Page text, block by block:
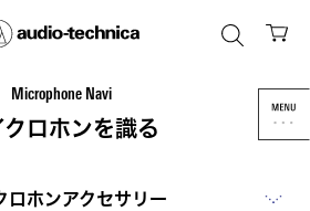
Microphone Navi
クロホンを識る
ロホンアクセサリー